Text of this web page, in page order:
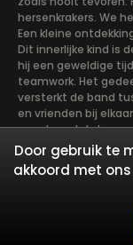
hersenkrakers. We
Een kleine
Dit innerlijke kind is
hij een geweldige
teamwork. Het
versterkt de band
en vrienden bij
avontuur dat de
teamwerk, wat het
verschillende
gemeenschappelijke
die de leden op
bijdragen aan de
je nodig hebt in
Door gebruik te
akkoord met